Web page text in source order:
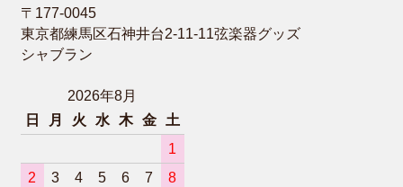
〒177-0045
東京都練馬区石神井台2-11-11弦楽器グッズ
シャブラン
2026年8月
日
月 火 水 木 金
土
1
2
3 4 5 6 7
8